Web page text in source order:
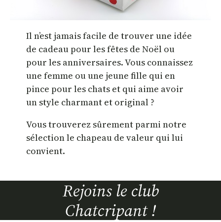
Il n’est jamais facile de trouver une idée
de cadeau pour les fêtes de Noël ou
pour les anniversaires. Vous connaissez
une femme ou une jeune fille qui en
pince pour les chats et qui aime avoir
un style charmant et original ?
Vous trouverez sûrement parmi notre
sélection le chapeau de valeur qui lui
convient.
Rejoins le club
Chatcripant !